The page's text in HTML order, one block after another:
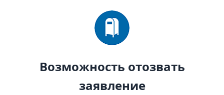
Возможность отозвать
заявление